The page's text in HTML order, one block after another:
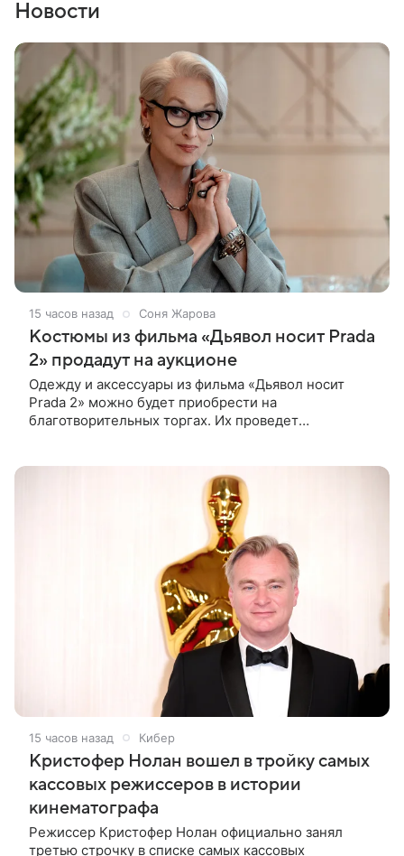
Новости
15 часов назад Соня Жарова
Костюмы из фильма «Дьявол носит Prada
2» продадут на аукционе
Одежду и аксессуары из фильма «Дьявол носит
Prada 2» можно будет приобрести на
благотворительных торгах. Их проведет
15 часов назад Кибер
Кристофер Нолан вошел в тройку самых
кассовых режиссеров в истории
кинематографа
Режиссер Кристофер Нолан официально занял
третью строчку в списке самых кассовых